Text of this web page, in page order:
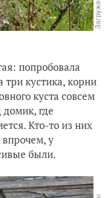
попробовала
кустика, корни
куста совсем
где
Кто-то из них
впрочем, у
были.